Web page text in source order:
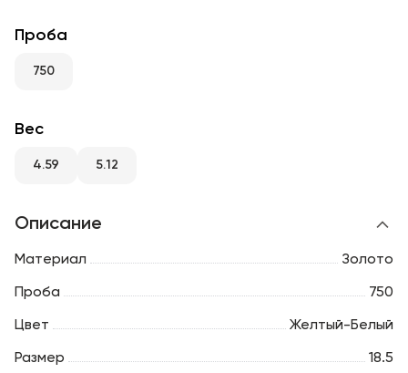
Проба
750
Вес
4.59 5.12
Описание
Материал Золото
Проба 750
Цвет Желтый-Белый
Размер 18.5